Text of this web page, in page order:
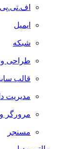
اف.تی.پی
ایمیل
شبکه
طراحی وب
قالب سایت
مدیریت دانلود
مرورگر وب
مسنجر